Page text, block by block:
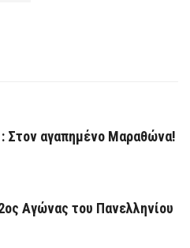
Στον αγαπημένο Μαραθώνα!
Αγώνας του Πανελληνίου